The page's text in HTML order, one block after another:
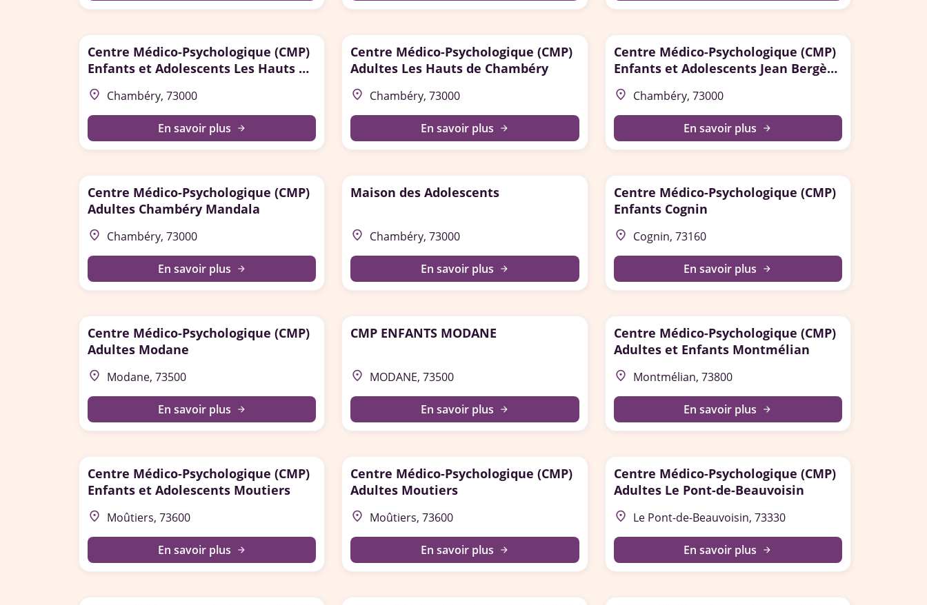
Centre Médico-Psychologique (CMP)
Enfants et Adolescents Les Hauts de
Chambéry
place Chambéry, 73000
En savoir plus arrow_forward
Centre Médico-Psychologique (CMP)
Adultes Les Hauts de Chambéry
place Chambéry, 73000
En savoir plus arrow_forward
Centre Médico-Psychologique (CMP)
Enfants et Adolescents Jean Bergès
Chambéry
place Chambéry, 73000
En savoir plus arrow_forward
Centre Médico-Psychologique (CMP)
Adultes Chambéry Mandala
place Chambéry, 73000
En savoir plus arrow_forward
Maison des Adolescents
place Chambéry, 73000
En savoir plus arrow_forward
Centre Médico-Psychologique (CMP)
Enfants Cognin
place Cognin, 73160
En savoir plus arrow_forward
Centre Médico-Psychologique (CMP)
Adultes Modane
place Modane, 73500
En savoir plus arrow_forward
CMP ENFANTS MODANE
place MODANE, 73500
En savoir plus arrow_forward
Centre Médico-Psychologique (CMP)
Adultes et Enfants Montmélian
place Montmélian, 73800
En savoir plus arrow_forward
Centre Médico-Psychologique (CMP)
Enfants et Adolescents Moutiers
place Moûtiers, 73600
En savoir plus arrow_forward
Centre Médico-Psychologique (CMP)
Adultes Moutiers
place Moûtiers, 73600
En savoir plus arrow_forward
Centre Médico-Psychologique (CMP)
Adultes Le Pont-de-Beauvoisin
place Le Pont-de-Beauvoisin, 73330
En savoir plus arrow_forward